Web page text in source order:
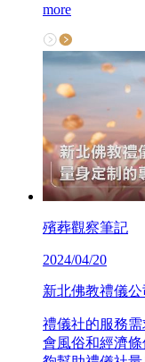
more
殯葬觀察筆記
2024/04/20
新北佛教禮儀
禮儀社的服務
會風俗和經濟